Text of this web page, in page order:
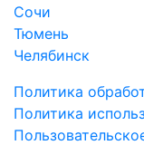
Сочи
Тюмень
Челябинск
Политика
Политика